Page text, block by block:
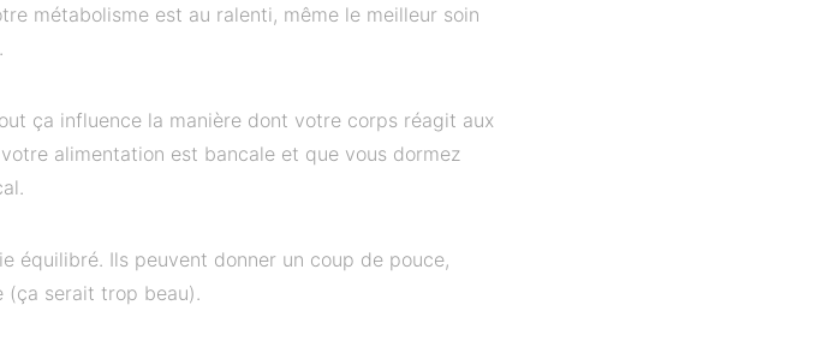
métabolisme est au ralenti, même le meilleur soin
ça influence la manière dont votre corps réagit aux
alimentation est bancale et que vous dormez
équilibré. Ils peuvent donner un coup de pouce,
(ça serait trop beau).